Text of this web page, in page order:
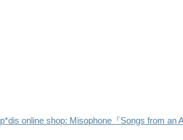
p*dis online shop: Misophone『Songs from an